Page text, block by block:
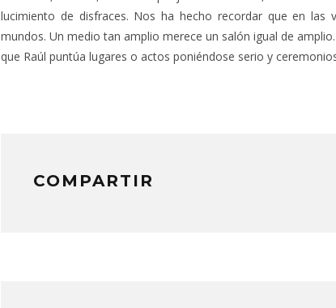
lucimiento de disfraces. Nos ha hecho recordar que en
mundos. Un medio tan amplio merece un salón igual de
que Raúl puntúa lugares o actos poniéndose serio y
COMPARTIR